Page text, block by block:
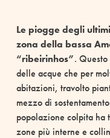
Le piogge degli
zona della bassa
“ribeirinhos”.
delle acque che per
abitazioni, travolto
mezzo di
popolazione colpita ha
zone più interne e